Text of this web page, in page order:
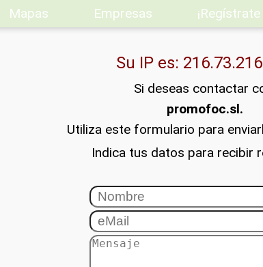
Mapas Empresas
Su IP es:
Si deseas contactar
promofoc.sl.
Utiliza este formulario para
Indica tus datos para recibir